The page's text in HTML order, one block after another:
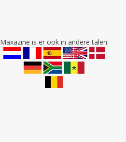
Maxazine is er ook in andere talen: